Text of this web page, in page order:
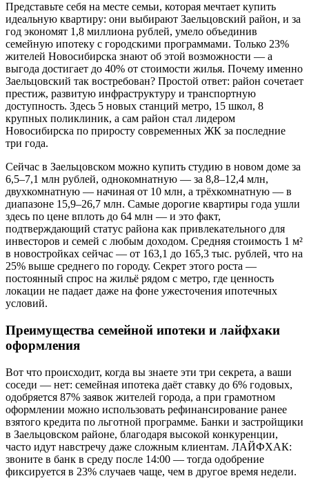
Представьте себя на месте семьи, которая мечтает купить
идеальную квартиру: они выбирают Заельцовский район, и за
год экономят 1,8 миллиона рублей, умело объединив
семейную ипотеку с городскими программами. Только 23%
жителей Новосибирска знают об этой возможности — а
выгода достигает до 40% от стоимости жилья. Почему именно
Заельцовский так востребован? Простой ответ: район сочетает
престиж, развитую инфраструктуру и транспортную
доступность. Здесь 5 новых станций метро, 15 школ, 8
крупных поликлиник, а сам район стал лидером
Новосибирска по приросту современных ЖК за последние
три года.
Сейчас в Заельцовском можно купить студию в новом доме за
6,5–7,1 млн рублей, однокомнатную — за 8,8–12,4 млн,
двухкомнатную — начиная от 10 млн, а трёхкомнатную — в
диапазоне 15,9–26,7 млн. Самые дорогие квартиры года ушли
здесь по цене вплоть до 64 млн — и это факт,
подтверждающий статус района как привлекательного для
инвесторов и семей с любым доходом. Средняя стоимость 1 м²
в новостройках сейчас — от 163,1 до 165,3 тыс. рублей, что на
25% выше среднего по городу. Секрет этого роста —
постоянный спрос на жильё рядом с метро, где ценность
локации не падает даже на фоне ужесточения ипотечных
условий.
Преимущества семейной ипотеки и лайфхаки
оформления
Вот что происходит, когда вы знаете эти три секрета, а ваши
соседи — нет: семейная ипотека даёт ставку до 6% годовых,
одобряется 87% заявок жителей города, а при грамотном
оформлении можно использовать рефинансирование ранее
взятого кредита по льготной программе. Банки и застройщики
в Заельцовском районе, благодаря высокой конкуренции,
часто идут навстречу даже сложным клиентам. ЛАЙФХАК:
звоните в банк в среду после 14:00 — тогда одобрение
фиксируется в 23% случаев чаще, чем в другое время недели.